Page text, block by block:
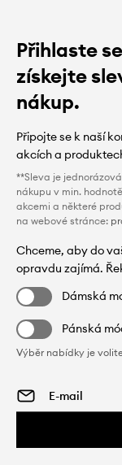
Přihlaste
získejte
nákup.
Připojte se k naší
akcích a
**Sleva je
nákupu v min.
akcemi a některé
na webové stránce:
Chceme, aby do
opravdu zajímá.
Dámská
Pánská
Výběr nabídky je